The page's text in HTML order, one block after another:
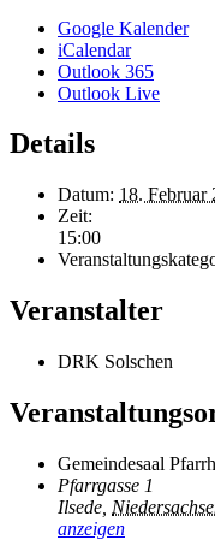
Google Kalender
iCalendar
Outlook 365
Outlook Live
Details
Datum: 18. Februar
Zeit:
15:00
Veranstalter
DRK Solschen
Gemeindesaal
Pfarrgasse 1
Ilsede
anzeigen